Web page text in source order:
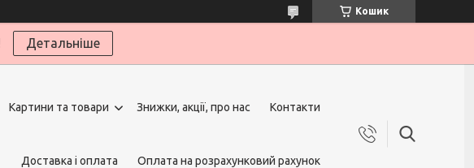
Кошик
Детальніше
Картини та товари Знижки, акції, про нас Контакти
Доставка і оплата Оплата на розрахунковий рахунок